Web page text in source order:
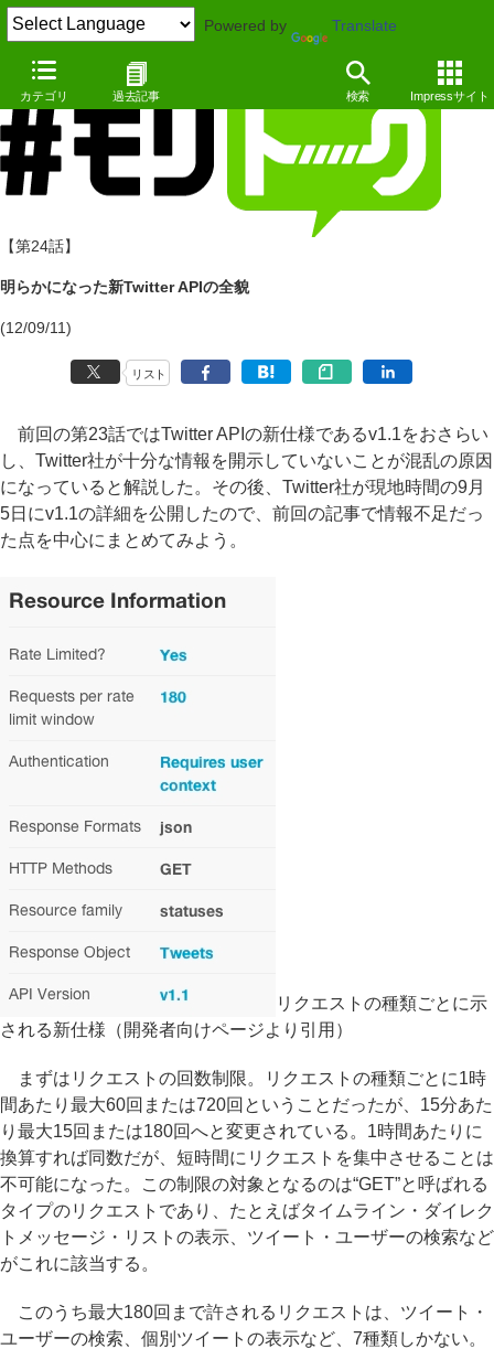
Powered by Translate
カテゴリ 過去記事 検索 Impressサイト
【第24話】
明らかになった新Twitter APIの全貌
(12/09/11)
リスト
前回の第23話ではTwitter APIの新仕様であるv1.1をおさらい
し、Twitter社が十分な情報を開示していないことが混乱の原因
になっていると解説した。その後、Twitter社が現地時間の9月
5日にv1.1の詳細を公開したので、前回の記事で情報不足だっ
た点を中心にまとめてみよう。
リクエストの種類ごとに示
される新仕様（開発者向けページより引用）
まずはリクエストの回数制限。リクエストの種類ごとに1時
間あたり最大60回または720回ということだったが、15分あた
り最大15回または180回へと変更されている。1時間あたりに
換算すれば同数だが、短時間にリクエストを集中させることは
不可能になった。この制限の対象となるのは“GET”と呼ばれる
タイプのリクエストであり、たとえばタイムライン・ダイレク
トメッセージ・リストの表示、ツイート・ユーザーの検索など
がこれに該当する。
このうち最大180回まで許されるリクエストは、ツイート・
ユーザーの検索、個別ツイートの表示など、7種類しかない。